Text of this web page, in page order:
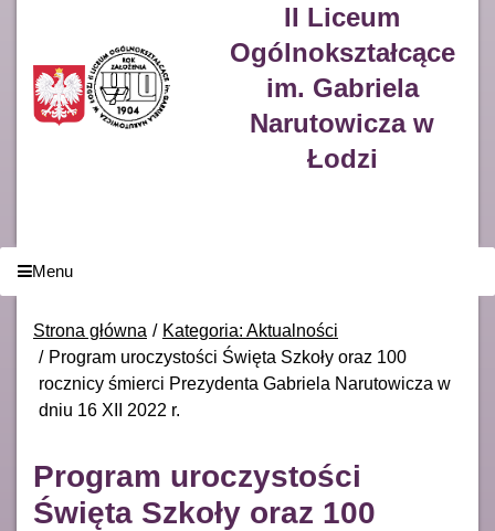
II Liceum
Ogólnokształcące
im. Gabriela
Narutowicza w
Łodzi
Menu
Strona główna
Kategoria: Aktualności
Program uroczystości Święta Szkoły oraz 100
rocznicy śmierci Prezydenta Gabriela Narutowicza w
dniu 16 XII 2022 r.
Program uroczystości
Święta Szkoły oraz 100